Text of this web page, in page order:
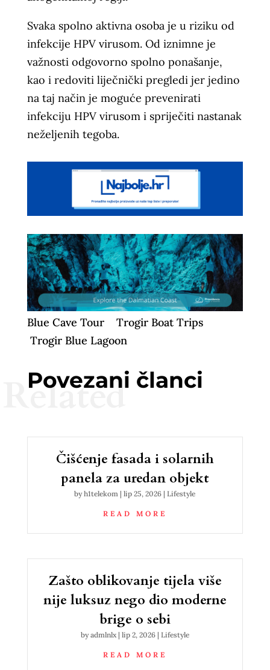
Svaka spolno aktivna osoba je u riziku od
infekcije HPV virusom. Od iznimne je
važnosti odgovorno spolno ponašanje,
kao i redoviti liječnički pregledi jer jedino
na taj način je moguće prevenirati
infekciju HPV virusom i spriječiti nastanak
neželjenih tegoba.
Blue Cave Tour
Trogir Boat Trips
Trogir Blue Lagoon
Povezani članci
Related
Čišćenje fasada i solarnih
panela za uredan objekt
byh1telekom |lip 25, 2026 | Lifestyle
READ MORE
Zašto oblikovanje tijela više
nije luksuz nego dio moderne
brige o sebi
byadmlnlx| lip 2, 2026| Lifestyle
READ MORE